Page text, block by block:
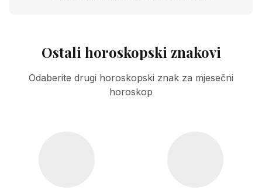
Ostali horoskopski znakovi
Odaberite drugi horoskopski znak za mjesečni
horoskop